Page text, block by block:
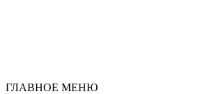
ГЛАВНОЕ МЕНЮ